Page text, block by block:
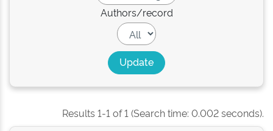
Authors/record
Results 1-1 of 1 (Search time: 0.002 seconds).